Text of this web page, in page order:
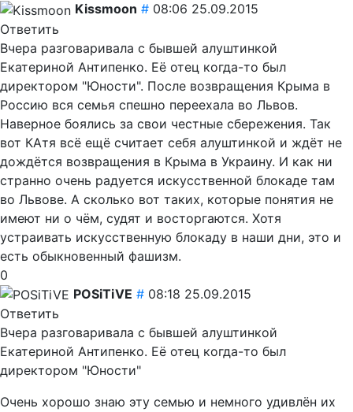
Kissmoon # 08:06 25.09.2015
Ответить
Вчера разговаривала с бывшей алуштинкой
Екатериной Антипенко. Её отец когда-то был
директором "Юности". После возвращения Крыма в
Россию вся семья спешно переехала во Львов.
Наверное боялись за свои честные сбережения. Так
вот КАтя всё ещё считает себя алуштинкой и ждёт не
дождётся возвращения в Крыма в Украину. И как ни
странно очень радуется искусственной блокаде там
во Львове. А сколько вот таких, которые понятия не
имеют ни о чём, судят и восторгаются. Хотя
устраивать искусственную блокаду в наши дни, это и
есть обыкновенный фашизм.
0
POSiTiVE # 08:18 25.09.2015
Ответить
Вчера разговаривала с бывшей алуштинкой
Екатериной Антипенко. Её отец когда-то был
директором "Юности"
Очень хорошо знаю эту семью и немного удивлён их